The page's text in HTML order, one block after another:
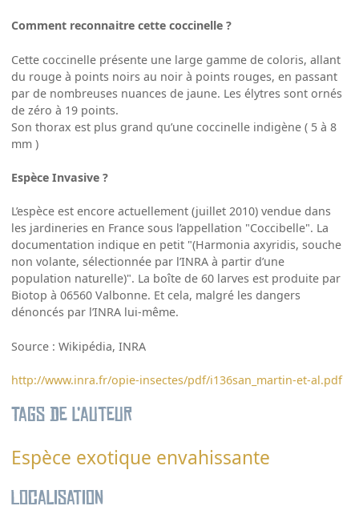
Comment reconnaitre cette coccinelle ?
Cette coccinelle présente une large gamme de coloris, allant
du rouge à points noirs au noir à points rouges, en passant
par de nombreuses nuances de jaune. Les élytres sont ornés
de zéro à 19 points.
Son thorax est plus grand qu’une coccinelle indigène ( 5 à 8
mm )
Espèce Invasive ?
L’espèce est encore actuellement (juillet 2010) vendue dans
les jardineries en France sous l’appellation "Coccibelle". La
documentation indique en petit "(Harmonia axyridis, souche
non volante, sélectionnée par l’INRA à partir d’une
population naturelle)". La boîte de 60 larves est produite par
Biotop à 06560 Valbonne. Et cela, malgré les dangers
dénoncés par l’INRA lui-même.
Source : Wikipédia, INRA
http://www.inra.fr/opie-insectes/pdf/i136san_martin-et-al.pdf
Tags de l’auteur
Espèce exotique envahissante
Localisation